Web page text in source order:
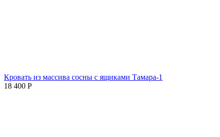
Кровать из массива сосны с ящиками Тамара-1
18 400 Р